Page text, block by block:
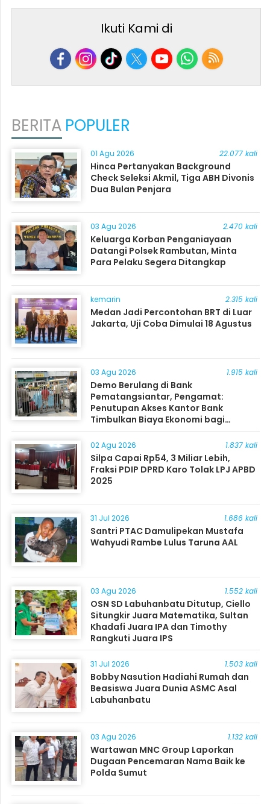
Ikuti Kami di
BERITA POPULER
01 Agu 2026 22.077 kali
Hinca Pertanyakan Background
Check Seleksi Akmil, Tiga ABH Divonis
Dua Bulan Penjara
03 Agu 2026 2.470 kali
Keluarga Korban Penganiayaan
Datangi Polsek Rambutan, Minta
Para Pelaku Segera Ditangkap
kemarin 2.315 kali
Medan Jadi Percontohan BRT di Luar
Jakarta, Uji Coba Dimulai 18 Agustus
03 Agu 2026 1.915 kali
Demo Berulang di Bank
Pematangsiantar, Pengamat:
Penutupan Akses Kantor Bank
Timbulkan Biaya Ekonomi bagi
Masyarakat
02 Agu 2026 1.837 kali
Silpa Capai Rp54, 3 Miliar Lebih,
Fraksi PDIP DPRD Karo Tolak LPJ APBD
2025
31 Jul 2026 1.686 kali
Santri PTAC Damulipekan Mustafa
Wahyudi Rambe Lulus Taruna AAL
03 Agu 2026 1.552 kali
OSN SD Labuhanbatu Ditutup, Ciello
Situngkir Juara Matematika, Sultan
Khadafi Juara IPA dan Timothy
Rangkuti Juara IPS
31 Jul 2026 1.503 kali
Bobby Nasution Hadiahi Rumah dan
Beasiswa Juara Dunia ASMC Asal
Labuhanbatu
03 Agu 2026 1.132 kali
Wartawan MNC Group Laporkan
Dugaan Pencemaran Nama Baik ke
Polda Sumut